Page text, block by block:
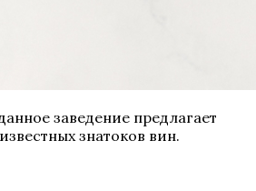
заведение предлагает
знатоков вин.